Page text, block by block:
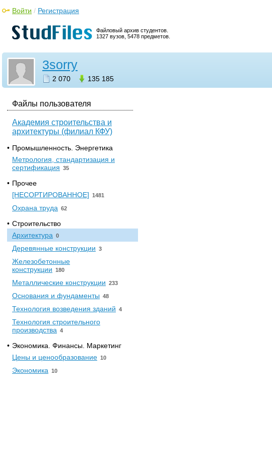
Файловый архив студентов.
1327 вузов, 5478 предметов.
Войти / Регистрация
3sorry
2 070 135 185
Файлы пользователя
Академия строительства и
архитектуры (филиал КФУ)
• Промышленность. Энергетика
Метрология, стандартизация и
сертификация 35
• Прочее
[НЕСОРТИРОВАННОЕ] 1481
Охрана труда 62
• Строительство
Архитектура 0
Деревянные конструкции 3
Железобетонные
конструкции 180
Металлические конструкции 233
Основания и фундаменты 48
Технология возведения зданий 4
Технология строительного
производства 4
• Экономика. Финансы. Маркетинг
Цены и ценообразование 10
Экономика 10